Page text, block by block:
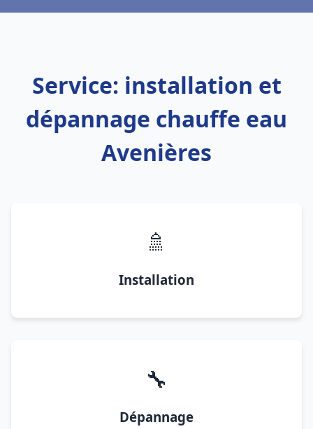
Service: installation et
dépannage chauffe eau
Avenières
🚿
Installation
🔧
Dépannage